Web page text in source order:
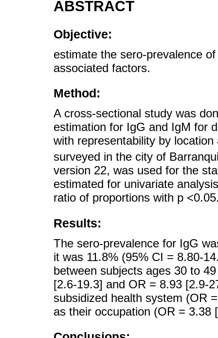
ABSTRACT
Objective:
estimate the sero-prevalence
associated factors.
Method:
A cross-sectional study was
estimation for IgG and IgM for
with representability by
surveyed in the city of
version 22, was used for the
estimated for univariate
ratio of proportions with p
Results:
The sero-prevalence for IgG
it was 11.8% (95% CI = 8.80-
between subjects ages 30 to
[2.6-19.3] and OR = 8.93 [2.9-
subsidized health system (OR
as their occupation (OR = 3.38